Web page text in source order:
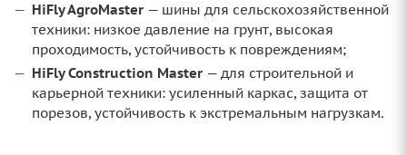
HiFly AgroMaster — шины для сельскохозяйственной
техники: низкое давление на грунт, высокая
проходимость, устойчивость к повреждениям;
HiFly Construction Master — для строительной и
карьерной техники: усиленный каркас, защита от
порезов, устойчивость к экстремальным нагрузкам.